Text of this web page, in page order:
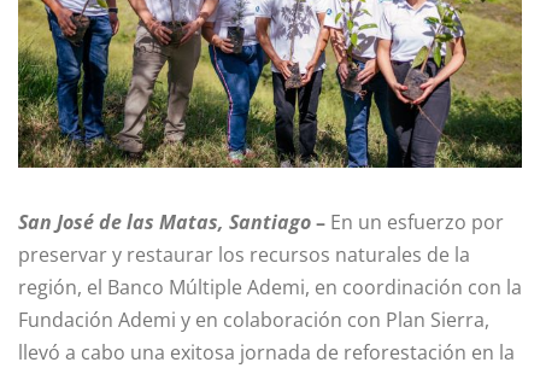
San José de las Matas, Santiago– En un esfuerzo por
preservar y restaurar los recursos naturales de la
región, el Banco Múltiple Ademi, en coordinación con la
Fundación Ademi y en colaboración con Plan Sierra,
llevó a cabo una exitosa jornada de reforestación en la